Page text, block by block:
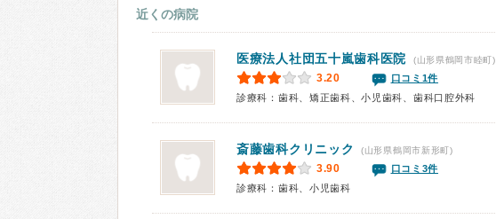
近くの病院
医療法人社団五十嵐歯科医院 (山形県鶴岡市睦町)
3.20
口コミ1件
診療科：歯科、矯正歯科、小児歯科、歯科口腔外科
斎藤歯科クリニック (山形県鶴岡市新形町)
3.90
口コミ3件
診療科：歯科、小児歯科